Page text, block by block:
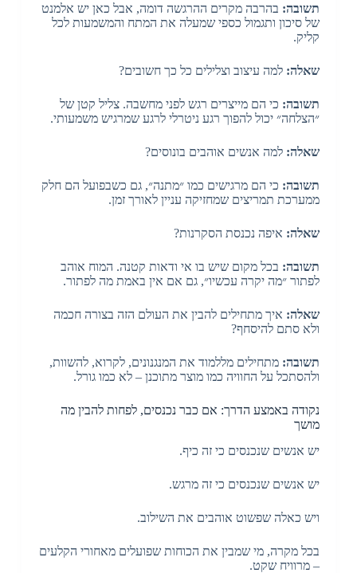
תשובה: בהרבה מקרים ההרגשה דומה, אבל כאן יש אלמנט
של סיכון ותגמול כספי שמעלה את המתח והמשמעות לכל
קליק.
שאלה: למה עיצוב וצלילים כל כך חשובים?
תשובה: כי הם מייצרים רגש לפני מחשבה. צליל קטן של
״הצלחה״ יכול להפוך רגע ניטרלי לרגע שמרגיש משמעותי.
שאלה: למה אנשים אוהבים בונוסים?
תשובה: כי הם מרגישים כמו ״מתנה״, גם כשבפועל הם חלק
ממערכת תמריצים שמחזיקה עניין לאורך זמן.
שאלה: איפה נכנסת הסקרנות?
תשובה: בכל מקום שיש בו אי ודאות קטנה. המוח אוהב
לפתור ״מה יקרה עכשיו״, גם אם אין באמת מה לפתור.
שאלה: איך מתחילים להבין את העולם הזה בצורה חכמה
ולא סתם להיסחף?
תשובה: מתחילים מללמוד את המנגנונים, לקרוא, להשוות,
ולהסתכל על החוויה כמו מוצר מתוכנן – לא כמו גורל.
נקודה באמצע הדרך: אם כבר נכנסים, לפחות להבין מה
מושך
יש אנשים שנכנסים כי זה כיף.
יש אנשים שנכנסים כי זה מרגש.
ויש כאלה שפשוט אוהבים את השילוב.
בכל מקרה, מי שמבין את הכוחות שפועלים מאחורי הקלעים
– מרוויח שקט.